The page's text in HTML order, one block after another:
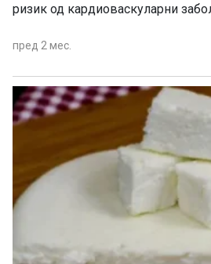
ризик од кардиоваскуларни
пред 2 мес.